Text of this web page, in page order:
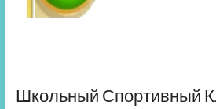
Школьный Спортивный